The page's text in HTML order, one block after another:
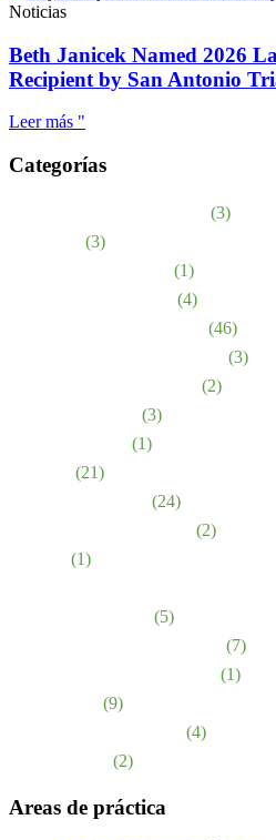
Noticias
Beth Janicek Named 2026
Recipient by San Antonio
Leer más "
Categorías
(3)
(3)
(1)
(4)
(46)
(3)
(2)
(3)
(1)
(21)
(24)
(2)
(1)
(5)
(7)
(1)
(9)
(4)
(2)
Areas de práctica